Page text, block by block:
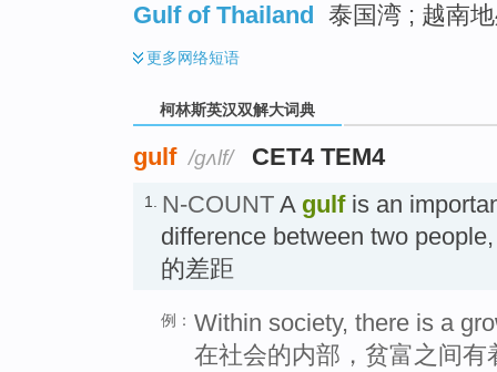
Gulf of Thailand 泰国湾 ; 越南
更多网络短语
柯林斯英汉双解大词典
gulf /ɡʌlf/ CET4 TEM4
1. N-COUNT A gulfis an
difference between two
的差距
例： Within society, there is a
在社会的内部，贫富之间